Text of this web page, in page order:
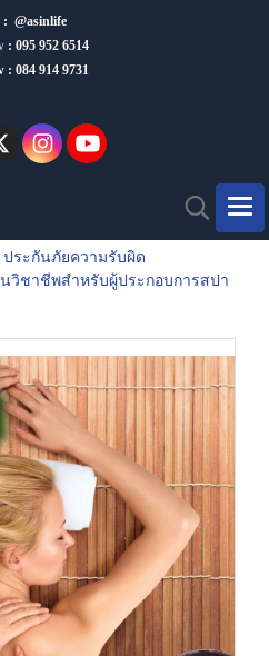
: @asinlife
: 095 952 6514
: 084 914 9731
ประกันภัยความรับผิด
วิชาชีพสำหรับผู้ประกอบการสปา